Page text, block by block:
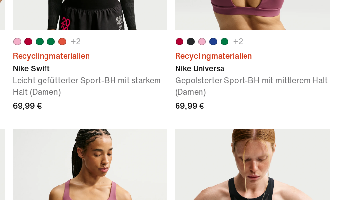
+2
Recyclingmaterialien
Nike Swift
Leicht gefütterter Sport-BH mit starkem
Halt (Damen)
69,99 €
+2
Recyclingmaterialien
Nike Universa
Gepolsterter Sport-BH mit mittlerem Halt
(Damen)
69,99 €